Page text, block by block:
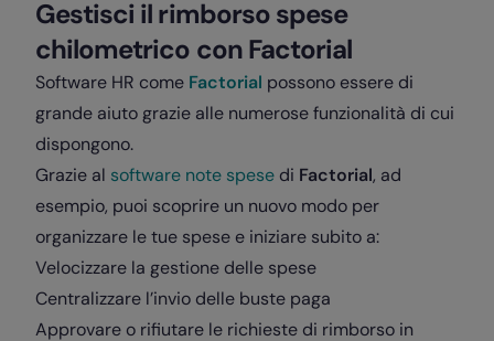
Gestisci il rimborso spese
chilometrico con Factorial
Software HR come Factorial possono essere di
grande aiuto grazie alle numerose funzionalità di cui
dispongono.
Grazie al software note spese di Factorial, ad
esempio, puoi scoprire un nuovo modo per
organizzare le tue spese e iniziare subito a:
Velocizzare la gestione delle spese
Centralizzare l’invio delle buste paga
Approvare o rifiutare le richieste di rimborso in